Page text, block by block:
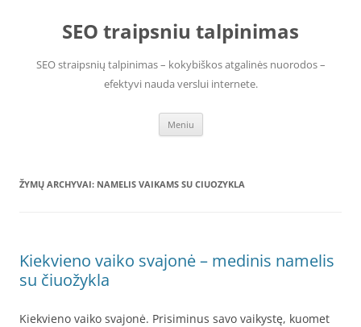
SEO traipsniu talpinimas
SEO straipsnių talpinimas – kokybiškos atgalinės nuorodos –
efektyvi nauda verslui internete.
Meniu
ŽYMŲ ARCHYVAI: NAMELIS VAIKAMS SU CIUOZYKLA
Kiekvieno vaiko svajonė – medinis namelis
su čiuožykla
Kiekvieno vaiko svajonė. Prisiminus savo vaikystę, kuomet